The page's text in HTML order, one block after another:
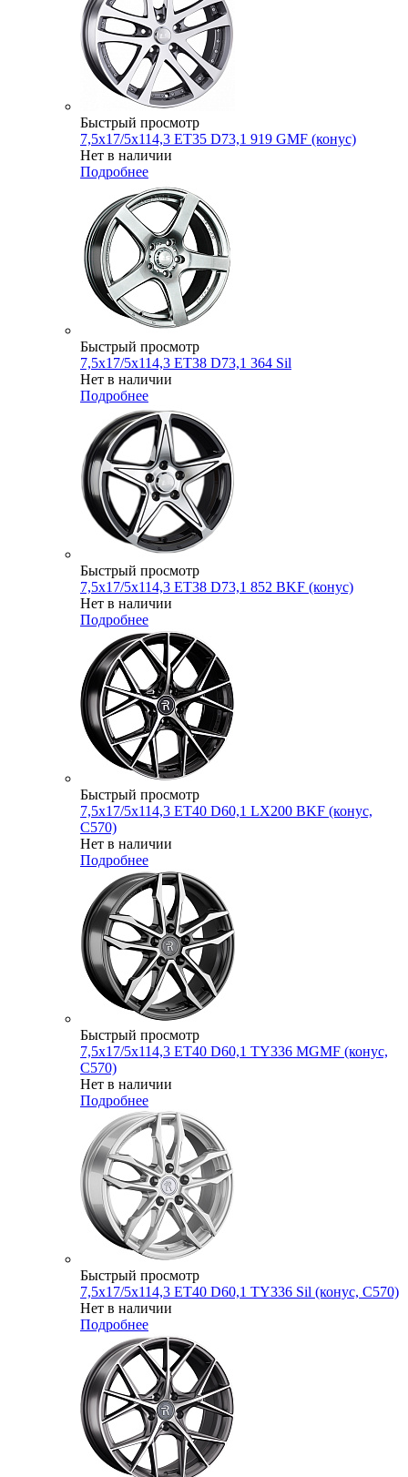
Быстрый просмотр
7,5x17/5x114,3 ET35 D73,1 919 GMF (конус)
Нет в наличии
Подробнее
Быстрый просмотр
7,5x17/5x114,3 ET38 D73,1 364 Sil
Нет в наличии
Подробнее
Быстрый просмотр
7,5x17/5x114,3 ET38 D73,1 852 BKF (конус)
Нет в наличии
Подробнее
Быстрый просмотр
7,5x17/5x114,3 ET40 D60,1 LX200 BKF (конус,
C570)
Нет в наличии
Подробнее
Быстрый просмотр
7,5x17/5x114,3 ET40 D60,1 TY336 MGMF (конус,
C570)
Нет в наличии
Подробнее
Быстрый просмотр
7,5x17/5x114,3 ET40 D60,1 TY336 Sil (конус, C570)
Нет в наличии
Подробнее